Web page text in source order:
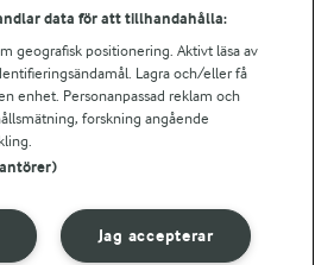
data för att tillhandahålla:
geografisk positionering. Aktivt läsa av
Lagra och/eller få
enhet. Personanpassad reklam och
forskning angående
Jag accepterar